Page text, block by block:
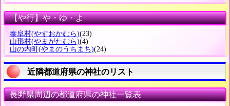
【や行】や・ゆ・よ
泰阜村(やすおかむら)(23)
山形村(やまがたむら)(4)
山の内町 (やまのうちまち)(24)
近隣都道府県の神社のリスト
長野県周辺の都道府県の神社一覧表